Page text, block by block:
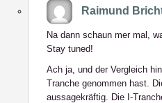
Raimund
Na dann schaun mer mal,
Stay tuned!
Ach ja, und der Vergleich
Tranche genommen hast.
aussagekräftig. Die I-